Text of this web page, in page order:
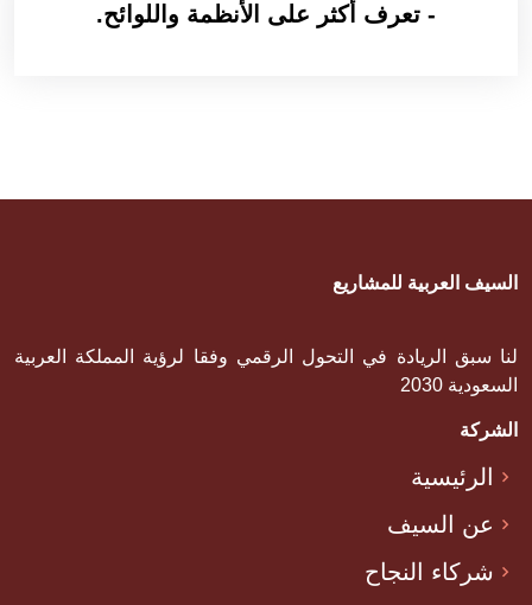
- تعرف أكثر على الأنظمة واللوائح.
السيف العربية للمشاريع
لنا سبق الريادة في التحول الرقمي وفقا لرؤية المملكة العربية
السعودية 2030
الشركة
الرئيسية
عن السيف
شركاء النجاح